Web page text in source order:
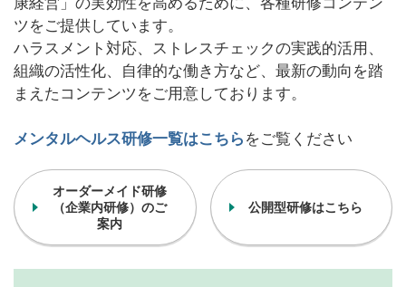
ツをご提供しています。
ハラスメント対応、ストレスチェックの実践的活用、
組織の活性化、自律的な働き方など、最新の動向を踏
まえたコンテンツをご用意しております。
メンタルヘルス研修一覧はこちら をご覧ください
オーダーメイド研修
（企業内研修）のご
案内
公開型研修はこちら